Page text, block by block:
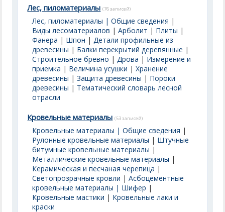
Лес, пиломатериалы (76 записей)
Лес, пиломатериалы | Общие сведения |
Виды лесоматериалов |Арболит | Плиты |
Фанера | Шпон |Детали профильные из
древесины | Балки перекрытий деревянные |
Строительное бревно |Дрова | Измерение и
приемка | Величина усушки |Хранение
древесины |Защита древесины | Пороки
древесины | Тематический словарь лесной
отрасли
Кровельные материалы (53 записей)
Кровельные материалы | Общие сведения |
Рулонные кровельные материалы | Штучные
битумные кровельные материалы |
Металлические кровельные материалы |
Керамическая и песчаная черепица |
Светопрозрачные кровли |Асбоцементные
кровельные материалы | Шифер |
Кровельные мастики | Кровельные лаки и
краски